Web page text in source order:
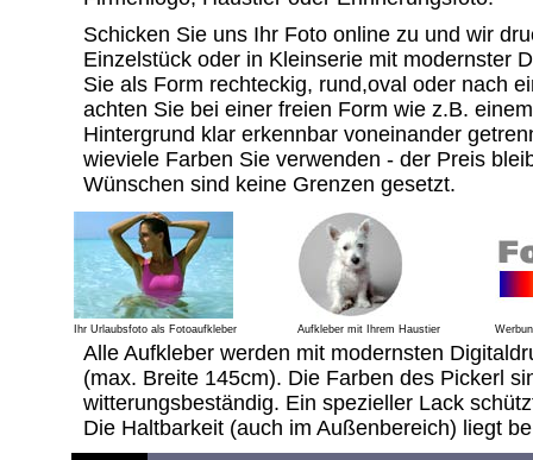
Schicken Sie uns Ihr Foto online zu und wir
Einzelstück oder in Kleinserie mit modernster
Sie als Form rechteckig, rund,oval oder nach
achten Sie bei einer freien Form wie z.B.
Hintergrund klar erkennbar voneinander
wieviele Farben Sie verwenden - der Preis
Wünschen sind keine Grenzen gesetzt.
Ihr Urlaubsfoto als Fotoaufkleber Aufkleber mit Ihrem Haustier
Alle Aufkleber werden mit modernsten
(max. Breite 145cm). Die Farben des Pickerl
witterungsbeständig. Ein spezieller Lack
Die Haltbarkeit (auch im Außenbereich) liegt